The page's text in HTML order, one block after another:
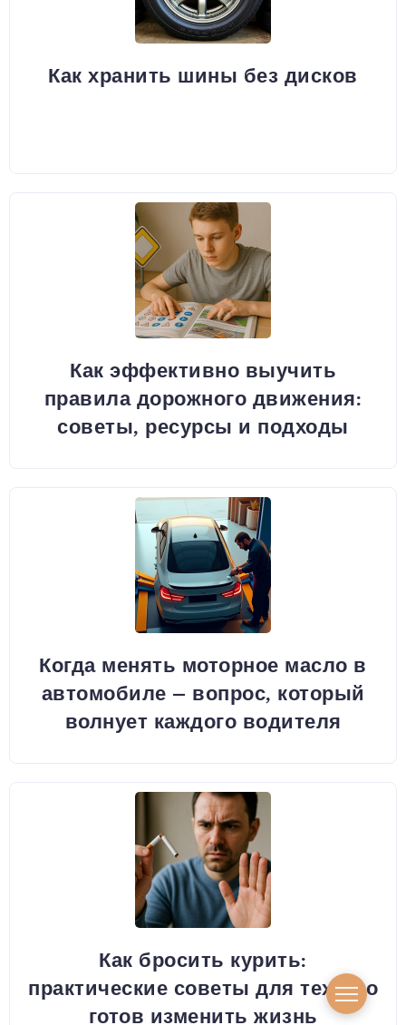
Как хранить шины без дисков
Как эффективно выучить
правила дорожного движения:
советы, ресурсы и подходы
Когда менять моторное масло в
автомобиле – вопрос, который
волнует каждого водителя
Как бросить курить:
практические советы для тех, кто
готов изменить жизнь